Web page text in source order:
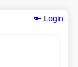
🔑 Login